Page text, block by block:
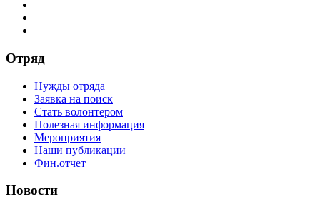
Отряд
Нужды отряда
Заявка на поиск
Стать волонтером
Полезная информация
Мероприятия
Наши публикации
Фин.отчет
Новости